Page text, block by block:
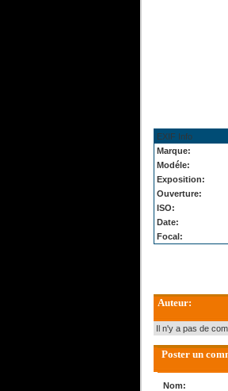
EXIF Info
Marque:
Modéle:
Exposition:
Ouverture:
ISO:
Date:
Focal:
Auteur:
Il n'y a pas de
Poster un
Nom: